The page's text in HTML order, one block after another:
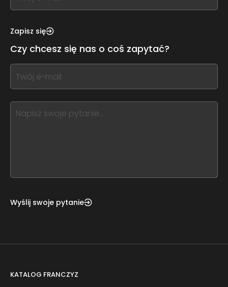
you
this,
this
form
field
blank
Zapisz się
Czy chcesz się nas o coś zapytać?
If
you
this,
leave
Wyślij swoje pytanie
KATALOG FRANCZYZ